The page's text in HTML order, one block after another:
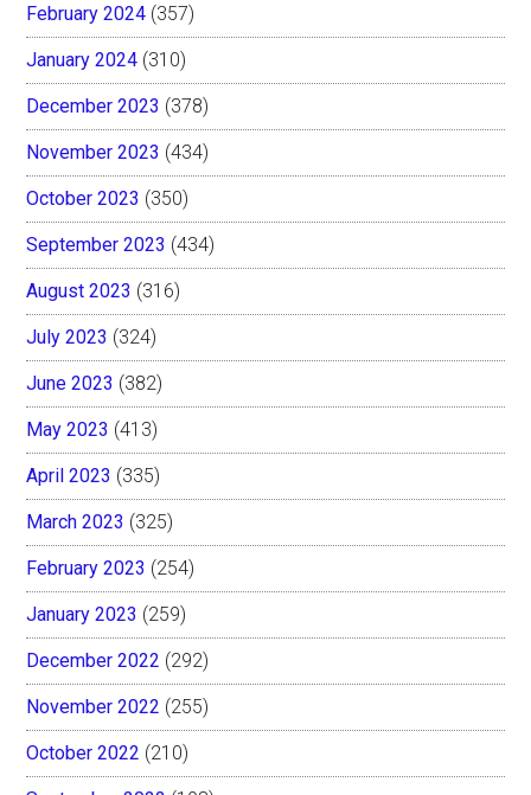
February 2024 (357)
January 2024 (310)
December 2023 (378)
November 2023 (434)
October 2023 (350)
September 2023 (434)
August 2023 (316)
July 2023 (324)
June 2023 (382)
May 2023 (413)
April 2023 (335)
March 2023 (325)
February 2023 (254)
January 2023 (259)
December 2022 (292)
November 2022 (255)
October 2022 (210)